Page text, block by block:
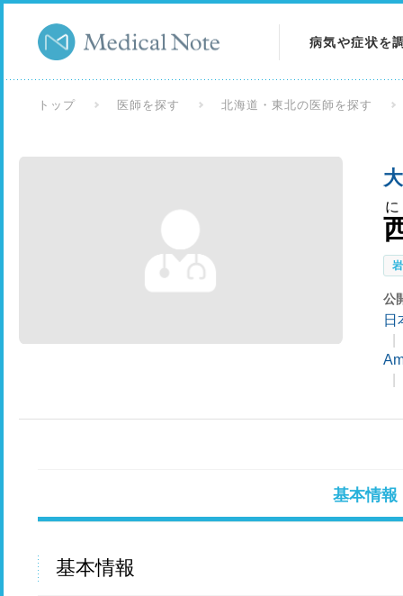
病気や症状を
検査を調べる
トップ 医師を探す 北海道・東北の医師を探す
公
日
基本情報
基本情報